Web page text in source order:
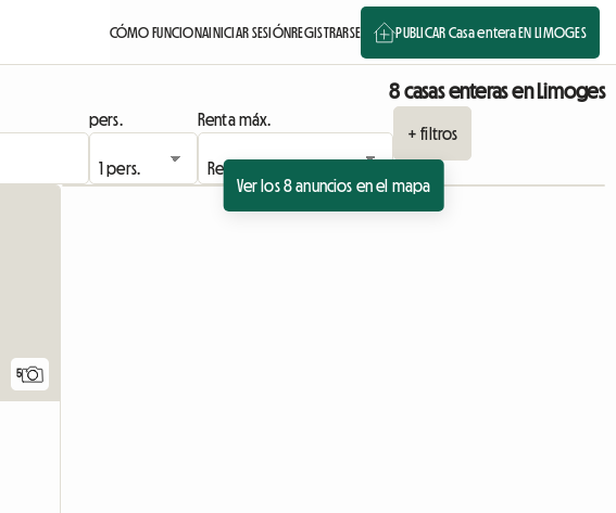
CÓMO FUNCIONAINICIAR SESIÓNREGISTRARSE PUBLICAR Casa entera EN LIMOGES
8 casas enteras en Limoges
pers.
Renta máx.
+ filtros
Ver los 8 anuncios en el mapa
5